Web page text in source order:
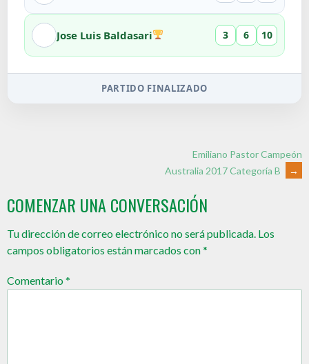
Jose Luis Baldasari 3 6 10
PARTIDO FINALIZADO
Emiliano Pastor Campeón
Australia 2017 Categoría B
→
COMENZAR UNA CONVERSACIÓN
Tu dirección de correo electrónico no será publicada. Los
campos obligatorios están marcados con*
Comentario*